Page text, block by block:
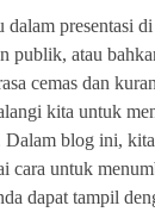
dalam presentasi
publik, atau
cemas dan
kita untuk
Dalam blog ini,
cara untuk
dapat tampil